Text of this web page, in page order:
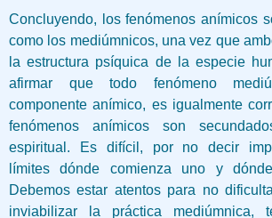
Concluyendo, los fenómenos anímicos
como los mediúmnicos, una vez que
la estructura psíquica de la especie
afirmar que todo fenómeno
componente anímico, es igualmente
fenómenos anímicos son
espiritual. Es difícil, por no decir
límites dónde comienza uno y
Debemos estar atentos para no
inviabilizar la práctica mediúmnica,